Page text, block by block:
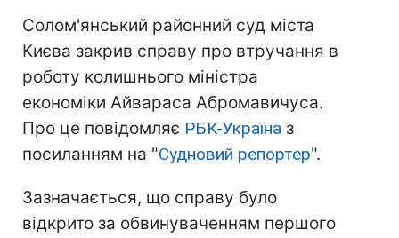
Солом'янський районний суд міста
Києва закрив справу про втручання в
роботу колишнього міністра
економіки Айвараса Абромавичуса.
Про це повідомляє РБК-Україна з
посиланням на "Судновий репортер".
Зазначається, що справу було
відкрито за обвинуваченням першого